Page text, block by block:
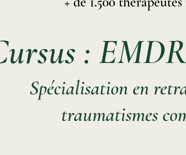
:
Spécialisation en
traumatismes